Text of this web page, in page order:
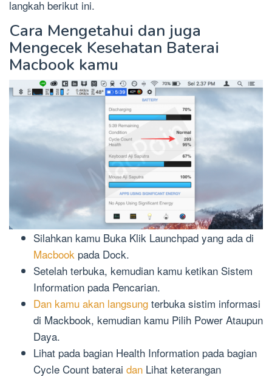
langkah berikut ini.
Cara Mengetahui dan juga
Mengecek Kesehatan Baterai
Macbook kamu
Silahkan kamu Buka Klik Launchpad yang ada di
Macbook pada Dock.
Setelah terbuka, kemudian kamu ketikan Sistem
Information pada Pencarian.
Dan kamu akan langsung terbuka sistim informasi
di Mackbook, kemudian kamu Pilih Power Ataupun
Daya.
Lihat pada bagian Health Information pada bagian
Cycle Count baterai dan Lihat keterangan